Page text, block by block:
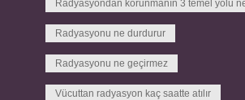
Radyasyondan korunmanın 3 temel yolu
Radyasyonu ne durdurur
Radyasyonu ne geçirmez
Vücuttan radyasyon kaç saatte atılır